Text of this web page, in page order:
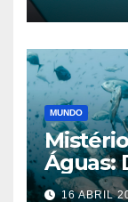
MUNDO
Águas:
aos16 ABRIL